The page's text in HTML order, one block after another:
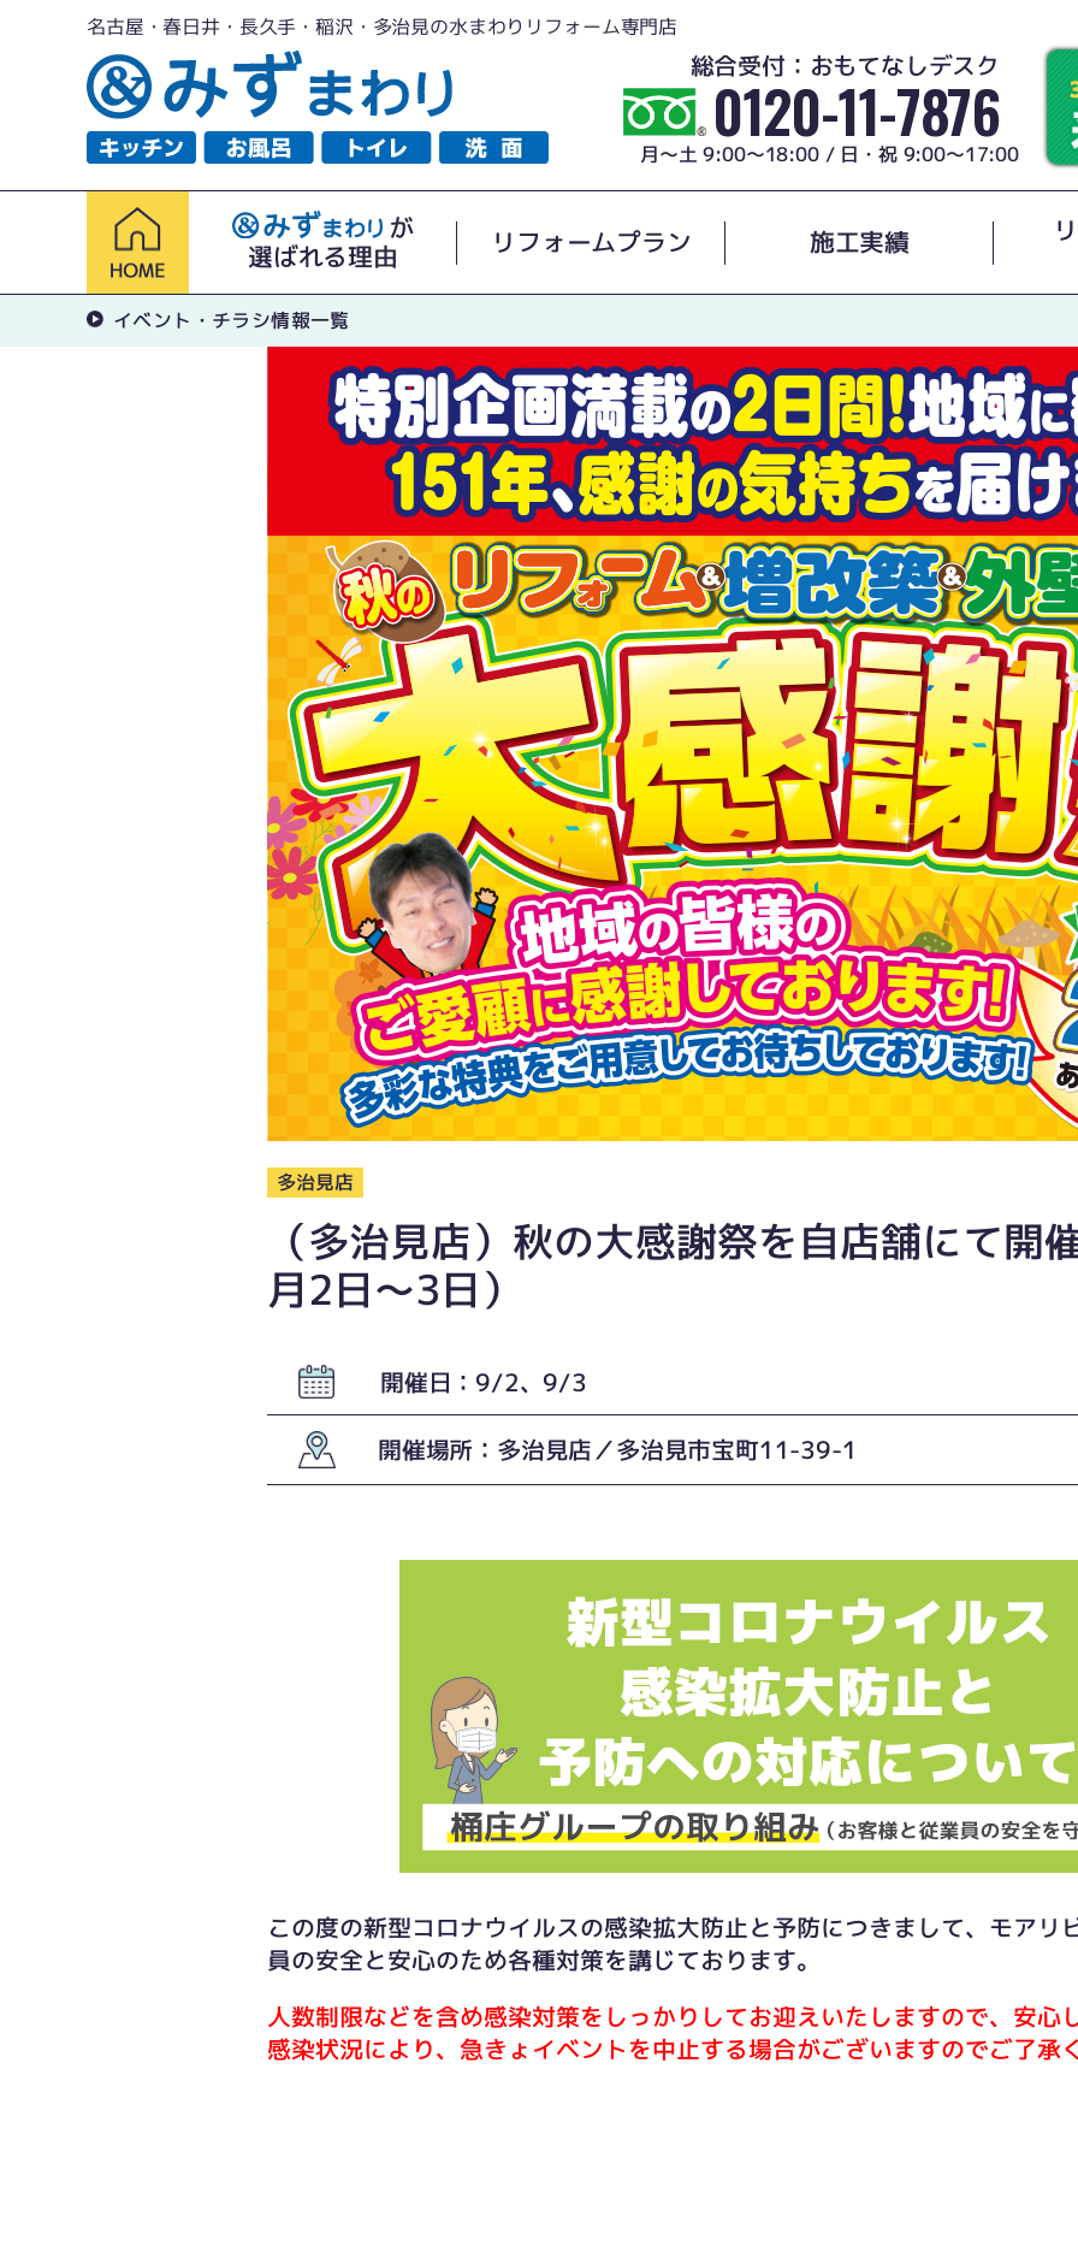
名古屋・春日井・長久手・稲沢・多治見の水まわりリフォーム専門店
総合受付：おもてなしデスク
0120-11-7876
月～土 9:00～18:00 / 日・祝 9:00～17:00
が
選ばれる理由
リフォームプラン 施工実績
イベント・チラシ情報一覧
多治見店
（多治見店）秋の大感謝祭を自店舗にて開
月2日〜3日）
開催日：9/2、9/3
開催場所：多治見店／多治見市宝町11-39-1
この度の新型コロナウイルスの感染拡大防止と予防につきまして、モアリ
員の安全と安心のため各種対策を講じております。
人数制限などを含め感染対策をしっかりしてお迎えいたしますので、安心
感染状況により、急きょイベントを中止する場合がございますのでご了承